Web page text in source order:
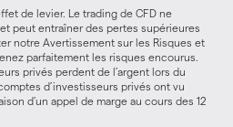
de levier. Le trading de CFD ne
peut entraîner des pertes supérieures
notre Avertissement sur les Risques et
parfaitement les risques encourus.
privés perdent de l’argent lors du
d’investisseurs privés ont vu
d’un appel de marge au cours des 12